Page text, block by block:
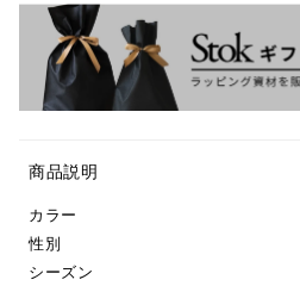
商品説明
カラー
性別
シーズン